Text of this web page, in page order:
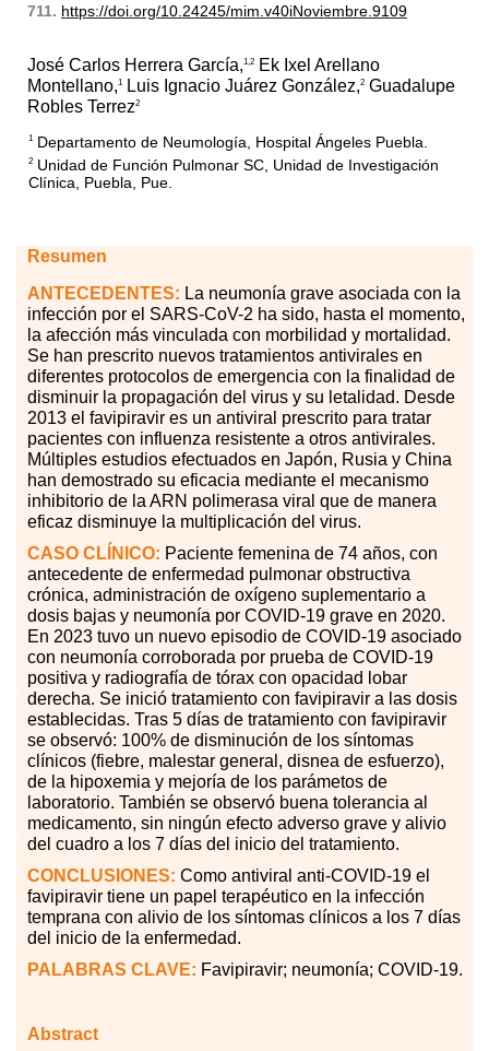
711. https://doi.org/10.24245/mim.v40iNoviembre.9109
José Carlos Herrera García,1,2
Ek Ixel Arellano
Montellano,1 Luis Ignacio Juárez González,2 Guadalupe
Robles Terrez2
1 Departamento de Neumología, Hospital Ángeles Puebla.
2 Unidad de Función Pulmonar SC, Unidad de Investigación
Clínica, Puebla, Pue.
Resumen
ANTECEDENTES: La neumonía grave asociada con la
infección por el SARS-CoV-2 ha sido, hasta el momento,
la afección más vinculada con morbilidad y mortalidad.
Se han prescrito nuevos tratamientos antivirales en
diferentes protocolos de emergencia con la finalidad de
disminuir la propagación del virus y su letalidad. Desde
2013 el favipiravir es un antiviral prescrito para tratar
pacientes con influenza resistente a otros antivirales.
Múltiples estudios efectuados en Japón, Rusia y China
han demostrado su eficacia mediante el mecanismo
inhibitorio de la ARN polimerasa viral que de manera
eficaz disminuye la multiplicación del virus.
CASO CLÍNICO: Paciente femenina de 74 años, con
antecedente de enfermedad pulmonar obstructiva
crónica, administración de oxígeno suplementario a
dosis bajas y neumonía por COVID-19 grave en 2020.
En 2023 tuvo un nuevo episodio de COVID-19 asociado
con neumonía corroborada por prueba de COVID-19
positiva y radiografía de tórax con opacidad lobar
derecha. Se inició tratamiento con favipiravir a las dosis
establecidas. Tras 5 días de tratamiento con favipiravir
se observó: 100% de disminución de los síntomas
clínicos (fiebre, malestar general, disnea de esfuerzo),
de la hipoxemia y mejoría de los parámetos de
laboratorio. También se observó buena tolerancia al
medicamento, sin ningún efecto adverso grave y alivio
del cuadro a los 7 días del inicio del tratamiento.
CONCLUSIONES: Como antiviral anti-COVID-19 el
favipiravir tiene un papel terapéutico en la infección
temprana con alivio de los síntomas clínicos a los 7 días
del inicio de la enfermedad.
PALABRAS CLAVE: Favipiravir; neumonía; COVID-19.
Abstract